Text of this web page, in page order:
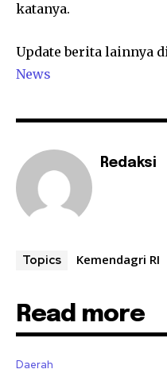
katanya.
Update berita lainnya
News
Redaksi
Topics Kemendagri RI
Read more
Daerah